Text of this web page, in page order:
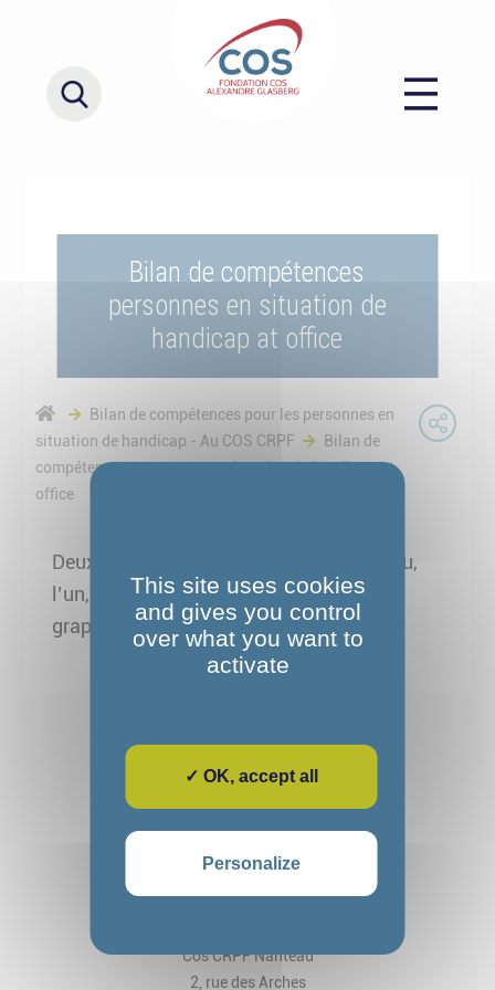
Bilan de compétences
personnes en situation de
handicap at office
Bilan de compétences pour les personnes en
situation de handicap - Au COS CRPF
Bilan de
compétences personnes en situation de handicap at
office
Deux hommes échangent dans un bureau,
l’un, en fauteuil roulant, présente un
graphique sur un tableau blanc.
Cos CRPF Nanteau
2, rue des Arches
This site uses cookies
and gives you control
over what you want to
activate
✓ OK, accept all
Personalize